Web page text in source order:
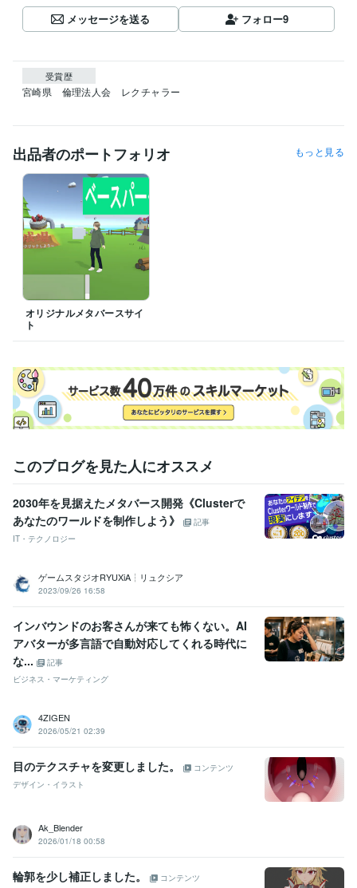
メッセージを送る フォロー9
受賞歴
宮崎県　倫理法人会　レクチャラー
出品者のポートフォリオ もっと見る
オリジナルメタバースサイ
ト
このブログを見た人にオススメ
2030年を見据えたメタバース開発《Clusterで
あなたのワールドを制作しよう》
記事
IT・テクノロジー
ゲームスタジオRYUXiA┆リュクシア
2023/09/26 16:58
インバウンドのお客さんが来ても怖くない。AI
アバターが多言語で自動対応してくれる時代に
な...
記事
ビジネス・マーケティング
4ZIGEN
2026/05/21 02:39
目のテクスチャを変更しました。
コンテンツ
デザイン・イラスト
Ak_Blender
2026/01/18 00:58
輪郭を少し補正しました。
コンテンツ